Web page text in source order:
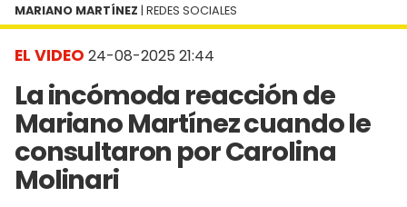
EL VIDEO 24-08-2025 21:44
La incómoda reacción de
Mariano Martínez cuando le
consultaron por Carolina
Molinari
MARIANO MARTÍNEZ | REDES SOCIALES